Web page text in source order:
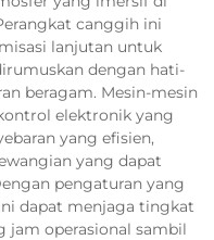
canggih ini
lanjutan untuk
dengan hati-
beragam. Mesin-mesin
elektronik yang
yang efisien,
yang dapat
pengaturan yang
dapat menjaga tingkat
jam operasional sambil